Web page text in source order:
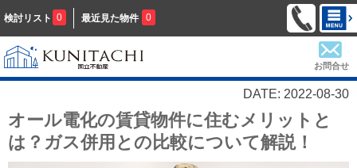
検討リスト 0 最近見た物件 0
お問合せ
DATE: 2022-08-30
オール電化の賃貸物件に住むメリットと
は？ガス併用との比較について解説！